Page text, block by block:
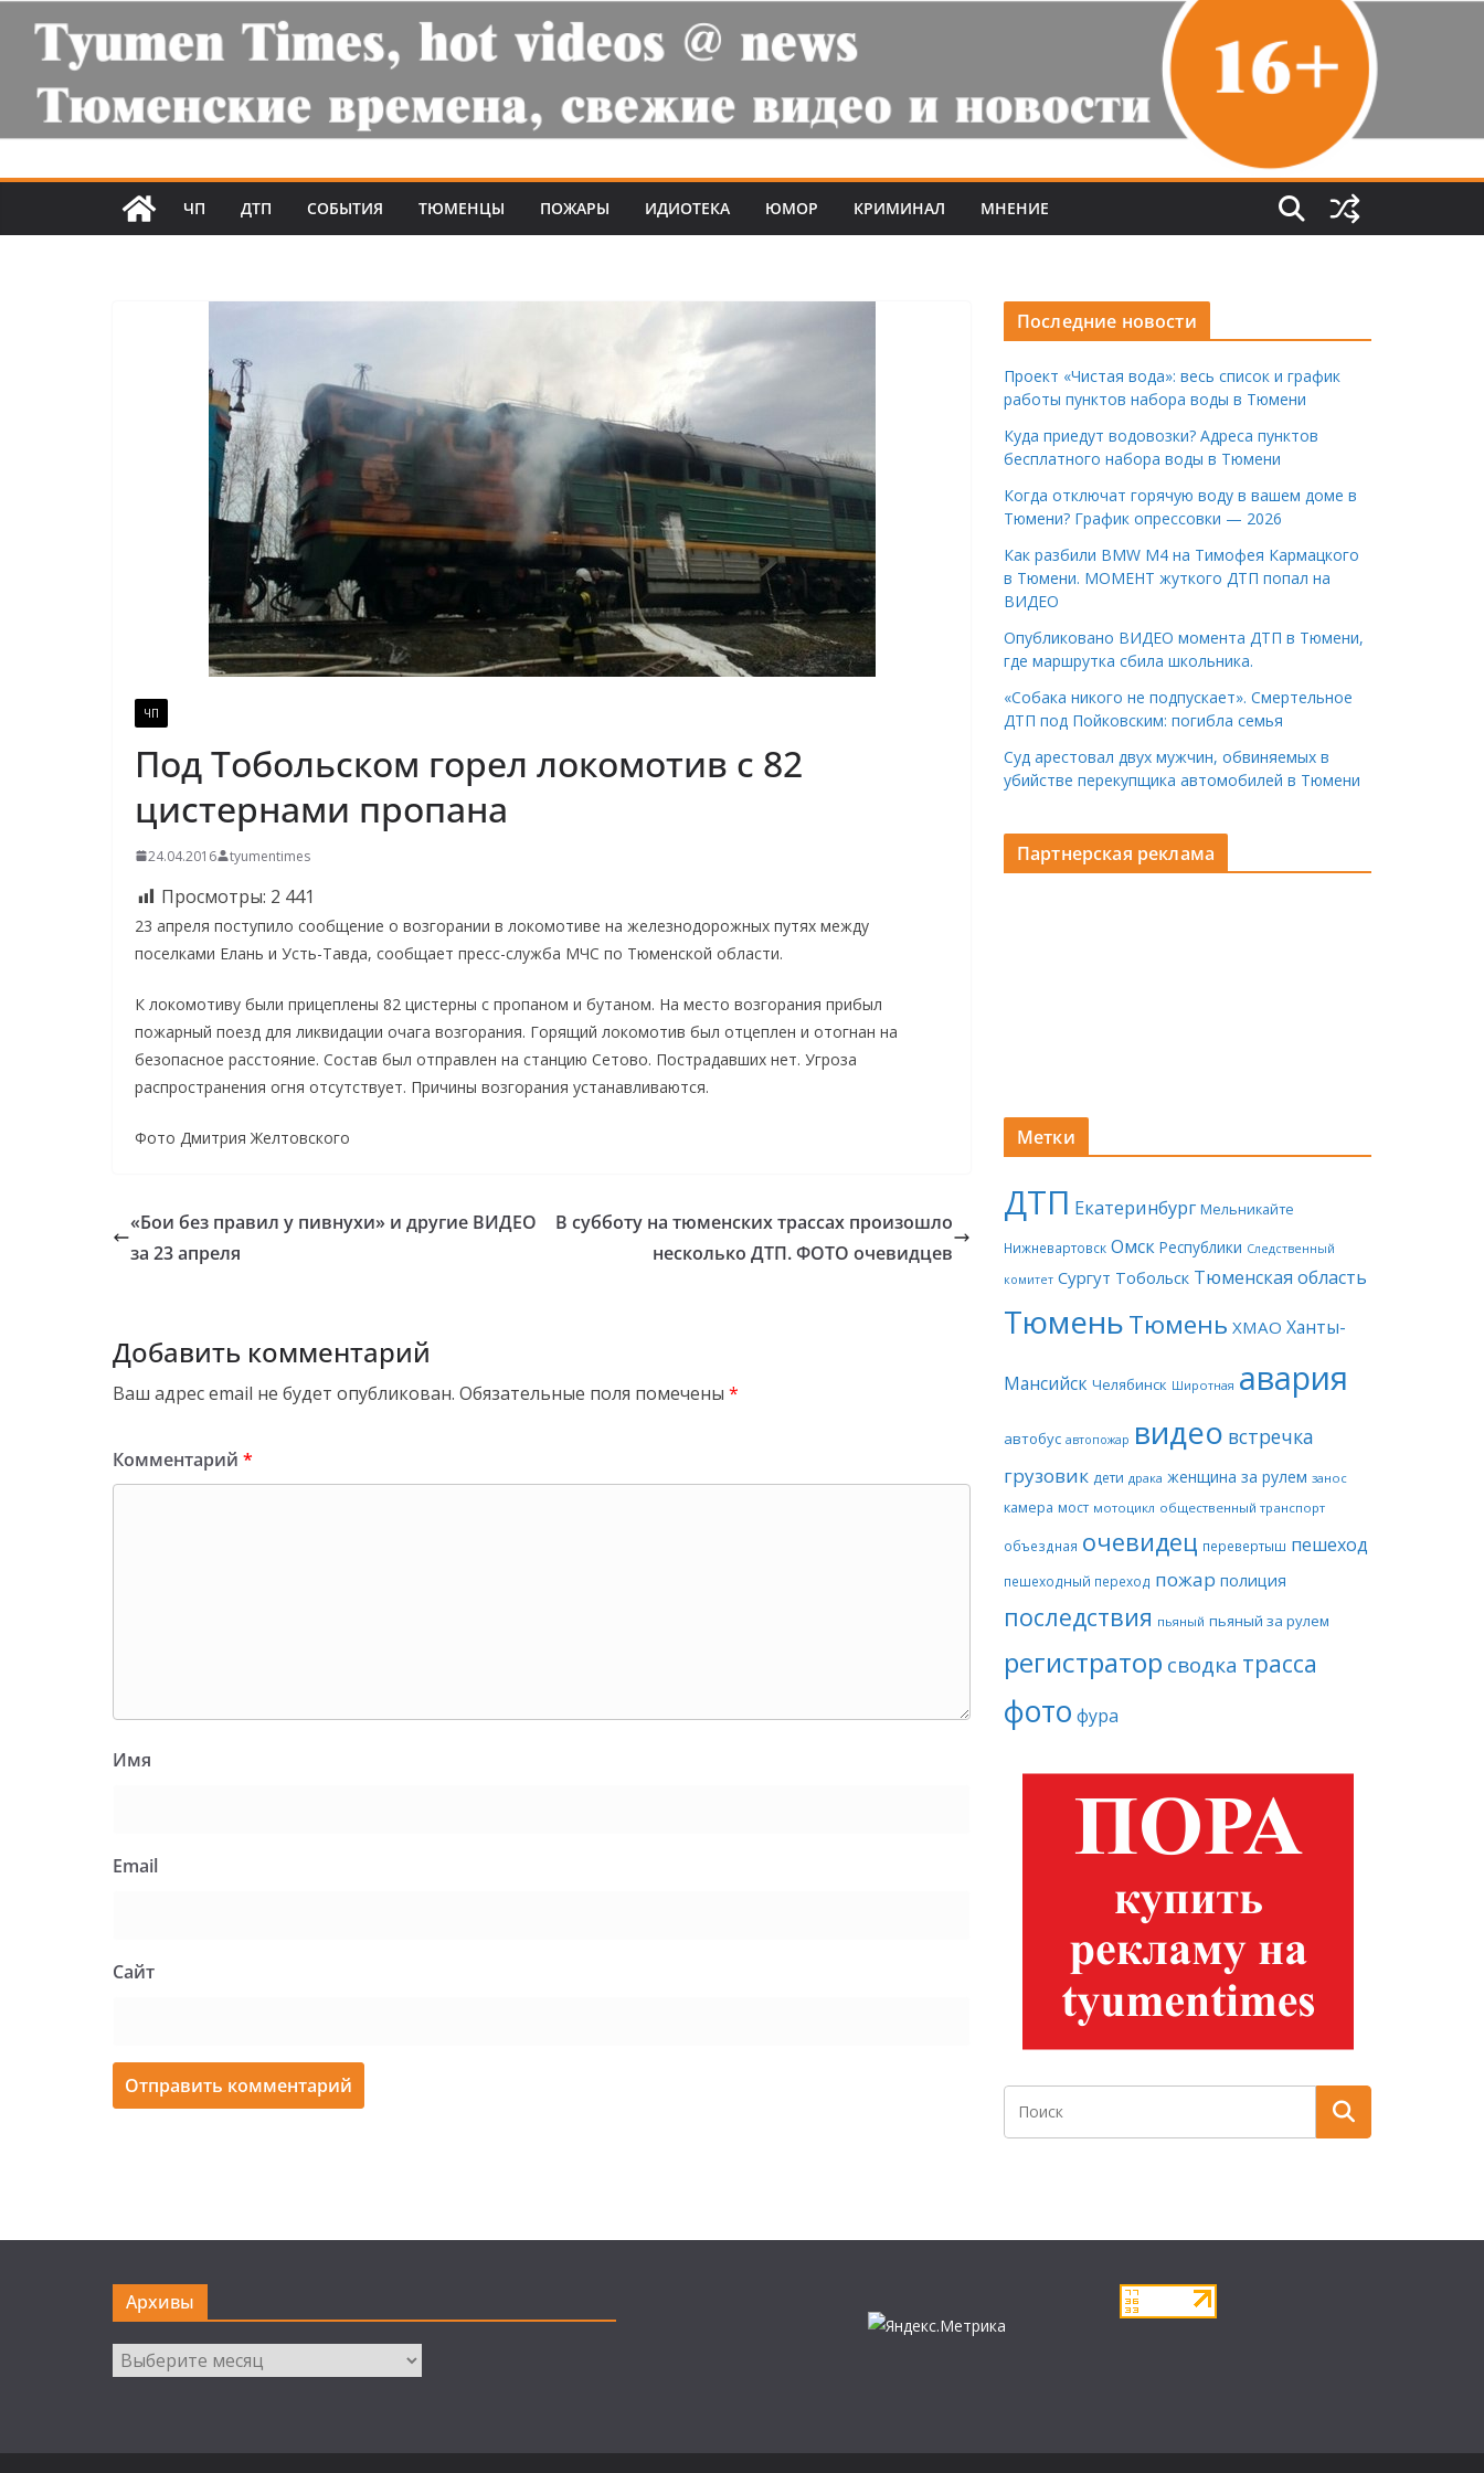
ЧП ДТП СОБЫТИЯ ТЮМЕНЦЫ ПОЖАРЫ ИДИОТЕКА ЮМОР КРИМИНАЛ МНЕНИЕ
ЧП
Под Тобольском горел локомотив с 82
цистернами пропана
24.04.2016 tyumentimes
Просмотры: 2 441
23 апреля поступило сообщение о возгорании в локомотиве на железнодорожных путях между
поселками Елань и Усть-Тавда, сообщает пресс-служба МЧС по Тюменской области.
К локомотиву были прицеплены 82 цистерны с пропаном и бутаном. На место возгорания прибыл
пожарный поезд для ликвидации очага возгорания. Горящий локомотив был отцеплен и отогнан на
безопасное расстояние. Состав был отправлен на станцию Сетово. Пострадавших нет. Угроза
распространения огня отсутствует. Причины возгорания устанавливаются.
Фото Дмитрия Желтовского
«Бои без правил у пивнухи» и другие ВИДЕО
за 23 апреля
В субботу на тюменских трассах произошло
несколько ДТП. ФОТО очевидцев
Добавить комментарий
Ваш адрес email не будет опубликован. Обязательные поля помечены *
Комментарий *
Имя
Email
Сайт
Последние новости
Проект «Чистая вода»: весь список и график
работы пунктов набора воды в Тюмени
Куда приедут водовозки? Адреса пунктов
бесплатного набора воды в Тюмени
Когда отключат горячую воду в вашем доме в
Тюмени? График опрессовки — 2026
Как разбили BMW M4 на Тимофея Кармацкого
в Тюмени. МОМЕНТ жуткого ДТП попал на
ВИДЕО
Опубликовано ВИДЕО момента ДТП в Тюмени,
где маршрутка сбила школьника.
«Собака никого не подпускает». Смертельное
ДТП под Пойковским: погибла семья
Суд арестовал двух мужчин, обвиняемых в
убийстве перекупщика автомобилей в Тюмени
Партнерская реклама
Метки
ДТП Екатеринбург Мельникайте
Нижневартовск Омск Республики Следственный
комитет Сургут Тобольск Тюменская область
ТюменьТюмень ХМАО Ханты-
Мансийск Челябинск Широтная авария
автобус автопожар видео встречка
грузовик дети драка женщина за рулем занос
камера мост мотоцикл общественный транспорт
объездная очевидец перевертыш пешеход
пешеходный переход пожар полиция
последствия пьяный пьяный за рулем
регистратор сводка трасса
фото фура
Архивы
Архивы